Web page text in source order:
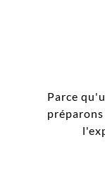
Parce